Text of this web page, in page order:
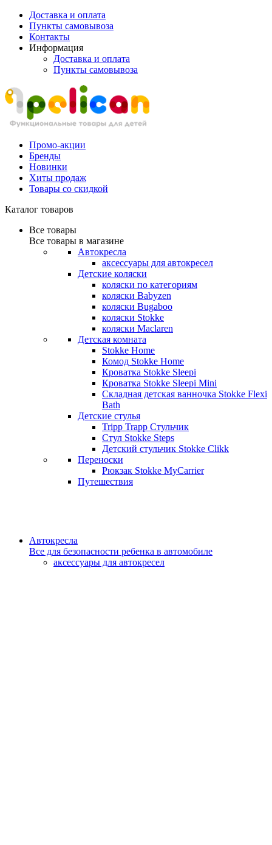
Доставка и оплата
Пункты самовывоза
Контакты
Информация
Доставка и оплата
Пункты самовывоза
Промо-акции
Бренды
Новинки
Хиты продаж
Товары со скидкой
Каталог товаров
Все товары
Все товары в магазине
Автокресла
аксессуары для автокресел
Детские коляски
коляски по категориям
коляски Babyzen
коляски Bugaboo
коляски Stokke
коляски Maclaren
Детская комната
Stokke Home
Комод Stokke Home
Кроватка Stokke Sleepi
Кроватка Stokke Sleepi Mini
Складная детская ванночка Stokke Flexi
Bath
Детские стулья
Tripp Trapp Стульчик
Стул Stokke Steps
Детский стульчик Stokke Clikk
Переноски
Рюкзак Stokke MyCarrier
Путешествия
Автокресла
Все для безопасности ребенка в автомобиле
аксессуары для автокресел